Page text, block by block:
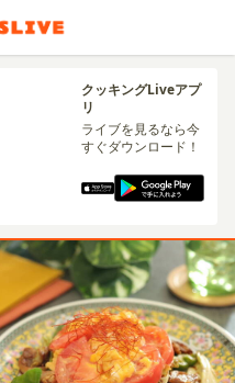
クッキングLiveアプ
リ
ライブを見るなら今
すぐダウンロード！